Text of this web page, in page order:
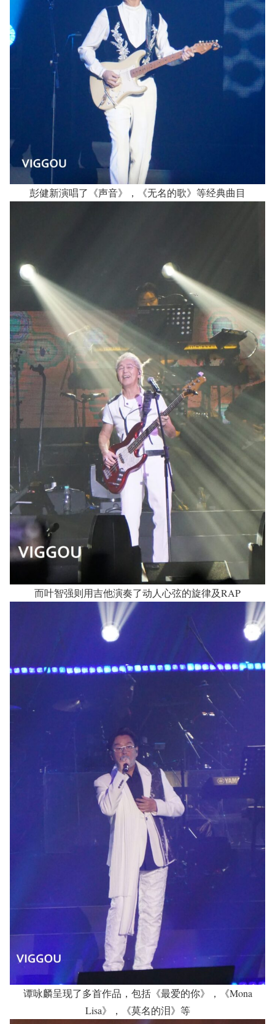
彭健新演唱了《声音》，《无名的歌》等经典曲目
而叶智强则用吉他演奏了动人心弦的旋律及RAP
谭咏麟呈现了多首作品，包括《最爱的你》，《Mona
Lisa》，《莫名的泪》等